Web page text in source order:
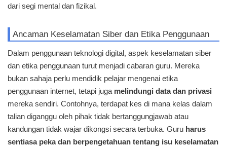
dari segi mental dan fizikal.
Ancaman Keselamatan Siber dan Etika Penggunaan
Dalam penggunaan teknologi digital, aspek keselamatan siber
dan etika penggunaan turut menjadi cabaran guru. Mereka
bukan sahaja perlu mendidik pelajar mengenai etika
penggunaan internet, tetapi juga melindungi data dan privasi
mereka sendiri. Contohnya, terdapat kes di mana kelas dalam
talian diganggu oleh pihak tidak bertanggungjawab atau
kandungan tidak wajar dikongsi secara terbuka. Guru harus
sentiasa peka dan berpengetahuan tentang isu keselamatan